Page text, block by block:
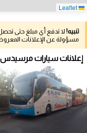
تنبيه! لا تدفع أي مبلغ حتى
مسؤولة عن الإعلانات
إعلانات سيارات مرسيدس